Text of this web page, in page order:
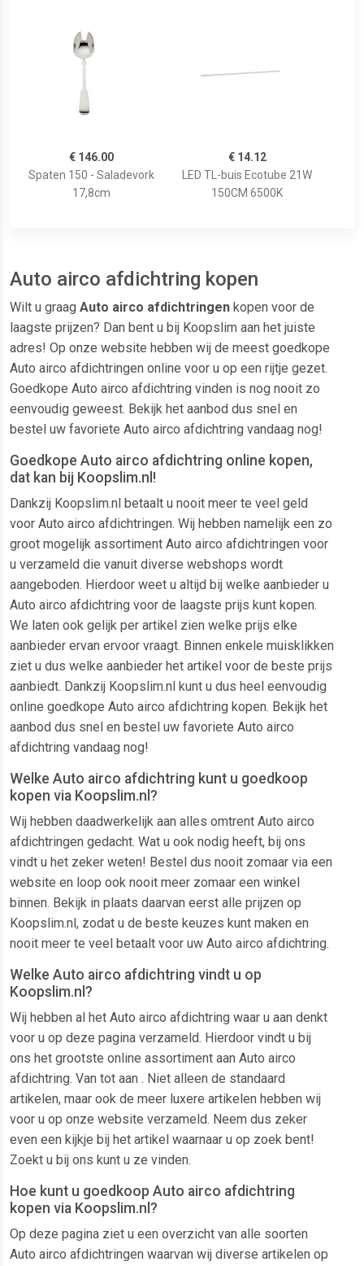
€ 146.00
Spaten 150 - Saladevork
17,8cm
€ 14.12
LED TL-buis Ecotube 21W
150CM 6500K
Auto airco afdichtring kopen
Wilt u graag Auto airco afdichtringen kopen voor de
laagste prijzen? Dan bent u bij Koopslim aan het juiste
adres! Op onze website hebben wij de meest goedkope
Auto airco afdichtringen online voor u op een rijtje gezet.
Goedkope Auto airco afdichtring vinden is nog nooit zo
eenvoudig geweest. Bekijk het aanbod dus snel en
bestel uw favoriete Auto airco afdichtring vandaag nog!
Goedkope Auto airco afdichtring online kopen,
dat kan bij Koopslim.nl!
Dankzij Koopslim.nl betaalt u nooit meer te veel geld
voor Auto airco afdichtringen. Wij hebben namelijk een zo
groot mogelijk assortiment Auto airco afdichtringen voor
u verzameld die vanuit diverse webshops wordt
aangeboden. Hierdoor weet u altijd bij welke aanbieder u
Auto airco afdichtring voor de laagste prijs kunt kopen.
We laten ook gelijk per artikel zien welke prijs elke
aanbieder ervan ervoor vraagt. Binnen enkele muisklikken
ziet u dus welke aanbieder het artikel voor de beste prijs
aanbiedt. Dankzij Koopslim.nl kunt u dus heel eenvoudig
online goedkope Auto airco afdichtring kopen. Bekijk het
aanbod dus snel en bestel uw favoriete Auto airco
afdichtring vandaag nog!
Welke Auto airco afdichtring kunt u goedkoop
kopen via Koopslim.nl?
Wij hebben daadwerkelijk aan alles omtrent Auto airco
afdichtringen gedacht. Wat u ook nodig heeft, bij ons
vindt u het zeker weten! Bestel dus nooit zomaar via een
website en loop ook nooit meer zomaar een winkel
binnen. Bekijk in plaats daarvan eerst alle prijzen op
Koopslim.nl, zodat u de beste keuzes kunt maken en
nooit meer te veel betaalt voor uw Auto airco afdichtring.
Welke Auto airco afdichtring vindt u op
Koopslim.nl?
Wij hebben al het Auto airco afdichtring waar u aan denkt
voor u op deze pagina verzameld. Hierdoor vindt u bij
ons het grootste online assortiment aan Auto airco
afdichtring. Van tot aan . Niet alleen de standaard
artikelen, maar ook de meer luxere artikelen hebben wij
voor u op onze website verzameld. Neem dus zeker
even een kijkje bij het artikel waarnaar u op zoek bent!
Zoekt u bij ons kunt u ze vinden.
Hoe kunt u goedkoop Auto airco afdichtring
kopen via Koopslim.nl?
Op deze pagina ziet u een overzicht van alle soorten
Auto airco afdichtringen waarvan wij diverse artikelen op